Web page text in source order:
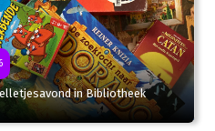
in Bibliotheek